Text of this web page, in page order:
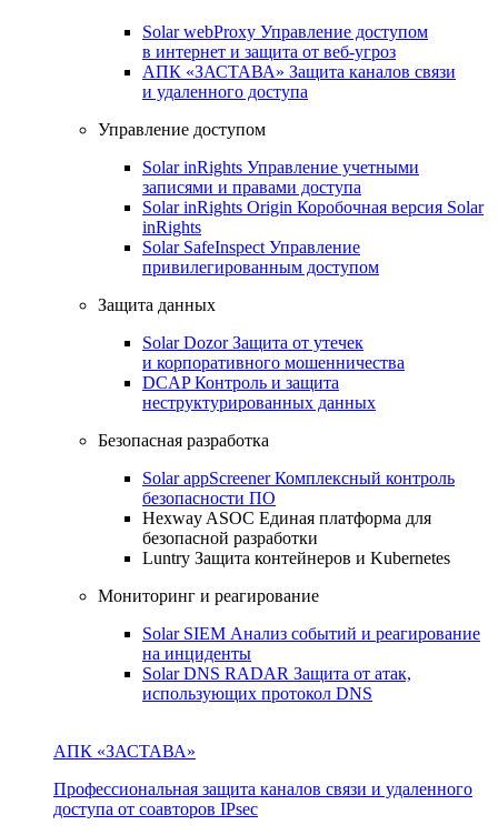
Solar webProxy Управление доступом
в интернет и защита от веб-угроз
АПК «ЗАСТАВА» Защита каналов связи
и удаленного доступа
Управление доступом
Solar inRights Управление учетными
записями и правами доступа
Solar inRights Origin Коробочная версия Solar
inRights
Solar SafeInspect Управление
привилегированным доступом
Защита данных
Solar DozorЗащита от утечек
и корпоративного мошенничества
DCAPКонтроль и защита
неструктурированных данных
Безопасная разработка
Solar appScreenerКомплексный контроль
безопасности ПО
Hexway ASOC Единая платформа для
безопасной разработки
Luntry Защита контейнеров и Kubernetes
Мониторинг и реагирование
Solar SIEM Анализ событий и реагирование
на инциденты
Solar DNS RADAR Защита от атак,
использующих протокол DNS
АПК «ЗАСТАВА»
Профессиональная защита каналов связи и удаленного
доступа от соавторов IPsec